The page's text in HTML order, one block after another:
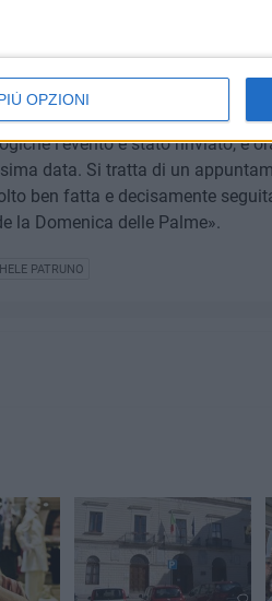
OPZIONI
e Spinazzola è appunto nota
alla Domenica delle
al rinvio dell'evento, come
giunge quest'anno alla XXI
l'evento è stato rinviato, e
data. Si tratta di un
ben fatta e decisamente
la Domenica delle Palme».
PATRUNO